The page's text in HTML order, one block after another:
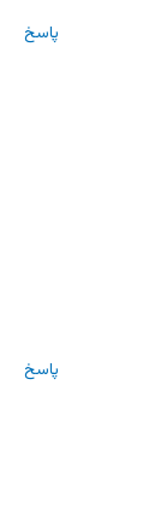
پاسخ
پاسخ